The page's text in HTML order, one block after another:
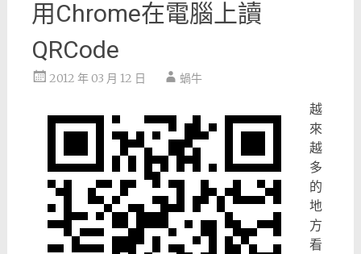
用Chrome在電腦上讀
QRCode
2012 年 03 月 12 日 蝸牛
越
來
越
多
的
地
方
看